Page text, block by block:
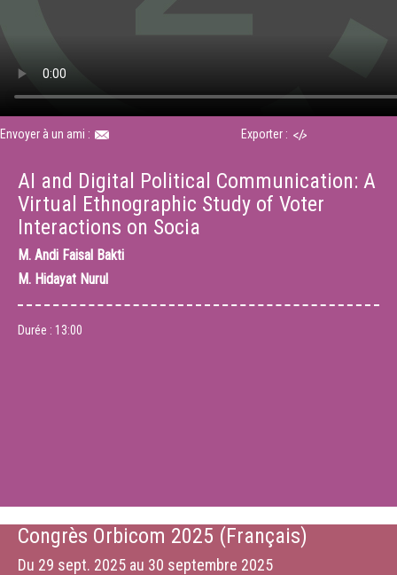
Envoyer à un ami : Exporter :
AI and Digital Political Communication: A
Virtual Ethnographic Study of Voter
Interactions on Socia
M. Andi Faisal Bakti
M. Hidayat Nurul
Durée : 13:00
Congrès Orbicom 2025 (Français)
Du 29 sept. 2025 au 30 septembre 2025